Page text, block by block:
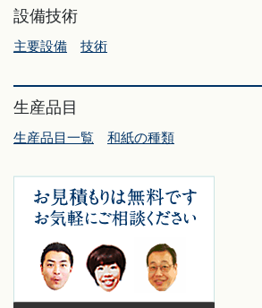
設備技術
主要設備 技術
生産品目
生産品目一覧 和紙の種類